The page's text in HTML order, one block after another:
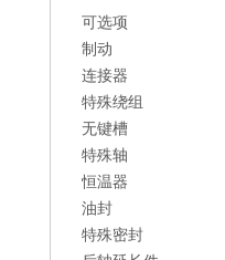
可选项
制动
连接器
特殊绕组
无键槽
特殊轴
恒温器
油封
特殊密封